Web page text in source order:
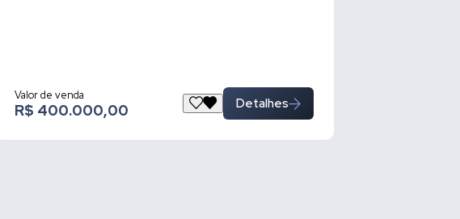
Valor de venda
R$ 400.000,00 Detalhes